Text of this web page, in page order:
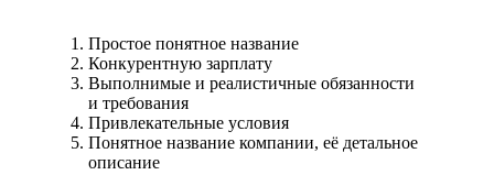
Простое понятное название
Конкурентную зарплату
Выполнимые и реалистичные обязанности
и требования
Привлекательные условия
Понятное название компании, её детальное
описание